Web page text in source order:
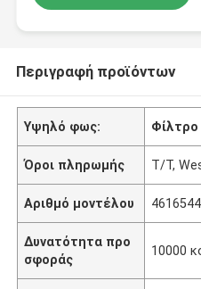
Περιγραφή προϊόντων
Υψηλό φως: Φίλτρο
Όροι πληρωμής T/T,
Αριθμό μοντέλου 4616544
Δυνατότητα προ
σφοράς
10000